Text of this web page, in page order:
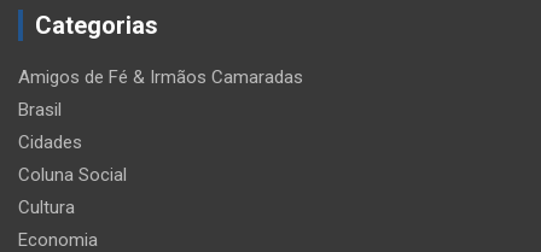
Categorias
Amigos de Fé & Irmãos Camaradas
Brasil
Cidades
Coluna Social
Cultura
Economia